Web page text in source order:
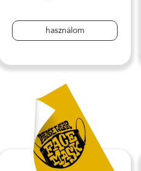
használom